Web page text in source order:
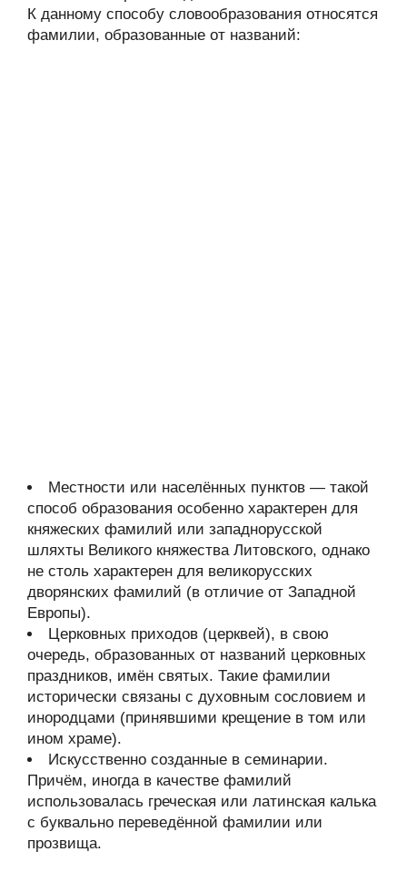
К данному способу словообразования относятся
фамилии, образованные от названий:
Местности или населённых пунктов — такой
способ образования особенно характерен для
княжеских фамилий или западнорусской
шляхты Великого княжества Литовского, однако
не столь характерен для великорусских
дворянских фамилий (в отличие от Западной
Европы).
Церковных приходов (церквей), в свою
очередь, образованных от названий церковных
праздников, имён святых. Такие фамилии
исторически связаны с духовным сословием и
инородцами (принявшими крещение в том или
ином храме).
Искусственно созданные в семинарии.
Причём, иногда в качестве фамилий
использовалась греческая или латинская калька
с буквально переведённой фамилии или
прозвища.